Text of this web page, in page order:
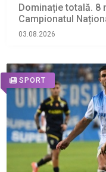
Dominație totală. 8
Campionatul
03.08.2026
SPORT